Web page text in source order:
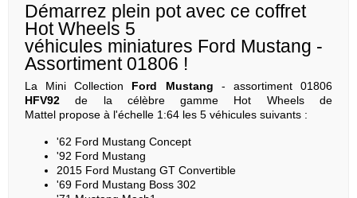
Démarrez plein pot avec ce coffret
Hot Wheels 5
véhicules miniatures Ford Mustang -
Assortiment 01806 !
La Mini Collection Ford Mustang - assortiment 01806
HFV92 de la célèbre gamme Hot Wheels de
Mattel propose à l'échelle 1:64 les 5 véhicules suivants :
'62 Ford Mustang Concept
'92 Ford Mustang
2015 Ford Mustang GT Convertible
'69 Ford Mustang Boss 302